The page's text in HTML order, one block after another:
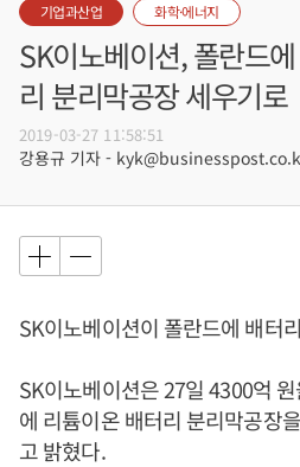
기업과산업 화학·에너지
SK이노베이션, 폴란드
리 분리막공장 세우기로
2019-03-27 11:58:51
강용규 기자 -
SK이노베이션이 폴란드에 배터
SK이노베이션은 27일 4300억
에 리튬이온 배터리 분리막공장
고 밝혔다.